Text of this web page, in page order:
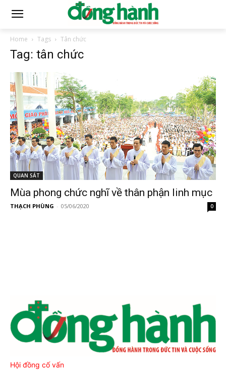
Home Tags Tân chức
Tag: tân chức
QUAN SÁT
Mùa phong chức nghĩ về thân phận linh mục
THẠCH PHÙNG - 05/06/2020 0
Hội đồng cố vấn